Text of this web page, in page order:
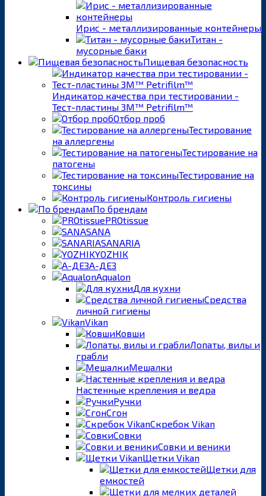
Ирис - металлизированные контейнеры
Титан -
мусорные баки
Пищевая безопасность
Индикатор качества при тестировании -
Тест-пластины 3M™ Petrifilm™
Отбор проб
Тестирование
на аллергены
Тестирование на
патогены
Тестирование на
токсины
Контроль гигиены
По брендам
PROtissue
SANA
SANARIA
YOZHIK
А-ДЕЗ
Aqualon
Для кухни
Средства
личной гигиены
Vikan
Ковши
Лопаты, вилы и
грабли
Мешалки
Настенные крепления и ведра
Ручки
Сгон
Скребок Vikan
Совки
Совки и веники
Щетки Vikan
Щетки для
емкостей